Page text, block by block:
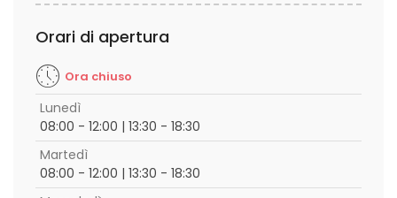
Orari di apertura
Ora chiuso
Lunedì
08:00 - 12:00 | 13:30 - 18:30
Martedì
08:00 - 12:00 | 13:30 - 18:30